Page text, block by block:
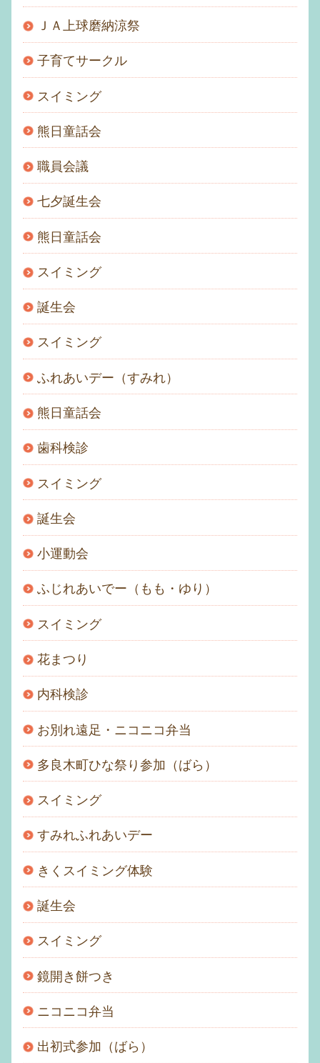
ＪＡ上球磨納涼祭
子育てサークル
スイミング
熊日童話会
職員会議
七夕誕生会
熊日童話会
スイミング
誕生会
スイミング
ふれあいデー（すみれ）
熊日童話会
歯科検診
スイミング
誕生会
小運動会
ふじれあいでー（もも・ゆり）
スイミング
花まつり
内科検診
お別れ遠足・ニコニコ弁当
多良木町ひな祭り参加（ばら）
スイミング
すみれふれあいデー
きくスイミング体験
誕生会
スイミング
鏡開き餅つき
ニコニコ弁当
出初式参加（ばら）